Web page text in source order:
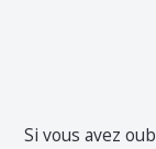
Si vous avez